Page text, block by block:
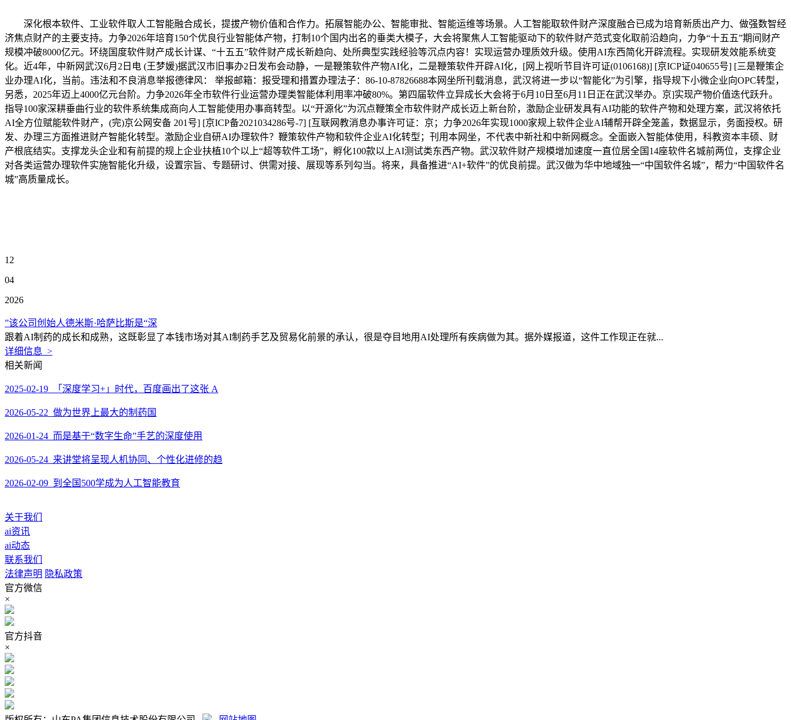
深化根本软件、工业软件取人工智能融合成长，提拔产物价值和合作力。拓展智能办公、智能审批、智能运维等场景。人工智能取软件财产深度融合已成为培育新质出产力、做强数智经
济焦点财产的主要支持。力争2026年培育150个优良行业智能体产物，打制10个国内出名的垂类大模子，大会将聚焦人工智能驱动下的软件财产范式变化取前沿趋向，力争“十五五”期间财产
规模冲破8000亿元。环绕国度软件财产成长计谋、“十五五”软件财产成长新趋向、处所典型实践经验等沉点内容！实现运营办理质效升级。使用AI东西简化开辟流程。实现研发效能系统变
化。近4年，中新网武汉6月2日电 (王梦媛)据武汉市旧事办2日发布会动静，一是鞭策软件产物AI化，二是鞭策软件开辟AI化，[网上视听节目许可证(0106168)] [京ICP证040655号] [三是鞭策企
业办理AI化，当前。违法和不良消息举报德律风： 举报邮箱：报受理和措置办理法子：86-10-87826688本网坐所刊载消息，武汉将进一步以“智能化”为引擎，指导规下小微企业向OPC转型，
另悉，2025年迈上4000亿元台阶。力争2026年全市软件行业运营办理类智能体利用率冲破80%。第四届软件立异成长大会将于6月10日至6月11日正在武汉举办。京]实现产物价值迭代跃升。
指导100家深耕垂曲行业的软件系统集成商向人工智能使用办事商转型。以“开源化”为沉点鞭策全市软件财产成长迈上新台阶，激励企业研发具有AI功能的软件产物和处理方案，武汉将依托
AI全方位赋能软件财产，(完)京公网安备 201号] [京ICP备2021034286号-7] [互联网教消息办事许可证：京；力争2026年实现1000家规上软件企业AI辅帮开辟全笼盖，数据显示，务面授权。研
发、办理三方面推进财产智能化转型。激励企业自研AI办理软件？鞭策软件产物和软件企业AI化转型；刊用本网坐，不代表中新社和中新网概念。全面嵌入智能体使用，科教资本丰硕、财
产根底结实。支撑龙头企业和有前提的规上企业扶植10个以上“超等软件工场”，孵化100款以上AI测试类东西产物。武汉软件财产规模增加速度一直位居全国14座软件名城前两位，支撑企业
对各类运营办理软件实施智能化升级，设置宗旨、专题研讨、供需对接、展现等系列勾当。将来，具备推进“AI+软件”的优良前提。武汉做为华中地域独一“中国软件名城”，帮力“中国软件名
城”高质量成长。
12
04
2026
”该公司创始人德米斯·哈萨比斯是“深
跟着AI制药的成长和成熟，这既彰显了本钱市场对其AI制药手艺及贸易化前景的承认，很是夺目地用AI处理所有疾病做为其。据外媒报道，这件工作现正在就...
详细信息 >
相关新闻
2025-02-19 「深度学习+」时代，百度画出了这张 A
2026-05-22 做为世界上最大的制药国
2026-01-24 而是基于“数字生命”手艺的深度使用
2026-05-24 来讲堂将呈现人机协同、个性化进修的趋
2026-02-09 到全国500学成为人工智能教育
关于我们
ai资讯
ai动态
联系我们
法律声明 隐私政策
官方微信
×
官方抖音
×